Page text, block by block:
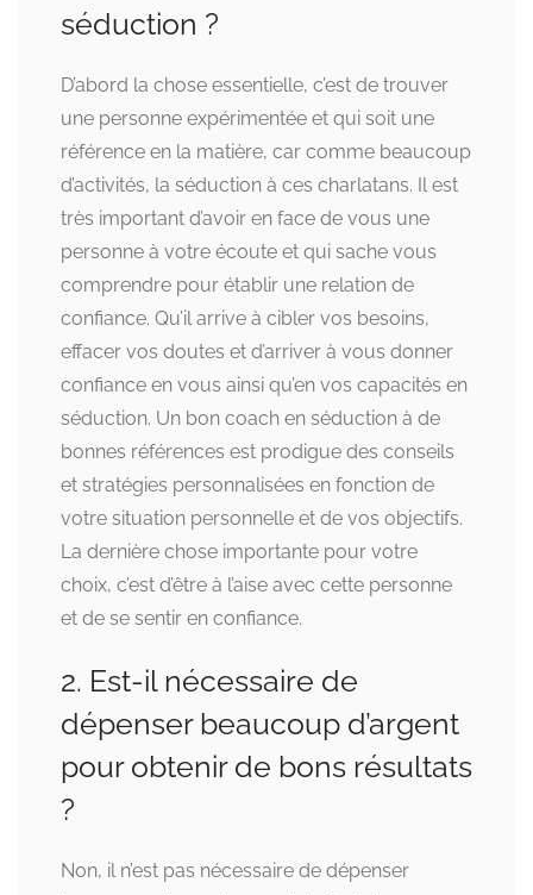
séduction ?
D’abord la chose essentielle, c’est de trouver
une personne expérimentée et qui soit une
référence en la matière, car comme beaucoup
d’activités, la séduction à ces charlatans. Il est
très important d’avoir en face de vous une
personne à votre écoute et qui sache vous
comprendre pour établir une relation de
confiance. Qu’il arrive à cibler vos besoins,
effacer vos doutes et d’arriver à vous donner
confiance en vous ainsi qu’en vos capacités en
séduction. Un bon coach en séduction à de
bonnes références est prodigue des conseils
et stratégies personnalisées en fonction de
votre situation personnelle et de vos objectifs.
La dernière chose importante pour votre
choix, c’est d’être à l’aise avec cette personne
et de se sentir en confiance.
2. Est-il nécessaire de
dépenser beaucoup d’argent
pour obtenir de bons résultats
?
Non, il n’est pas nécessaire de dépenser